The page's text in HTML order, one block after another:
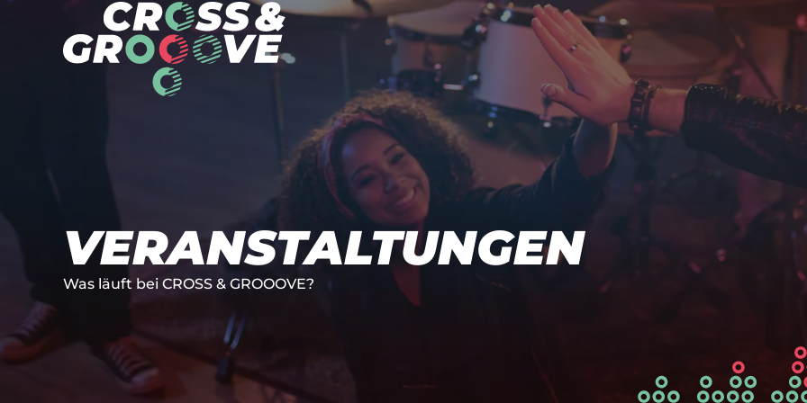
VERANSTAL­TUNGEN
Was läuft bei CROSS & GROOOVE?